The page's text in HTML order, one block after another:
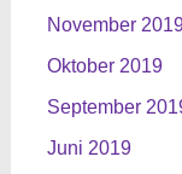
November
Oktober 2019
September
Juni 2019